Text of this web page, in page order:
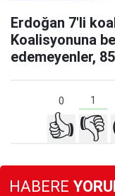
Erdoğan 7'li
Koalisyonuna
edemeyenler,
0 1
👍 👎
HABERE